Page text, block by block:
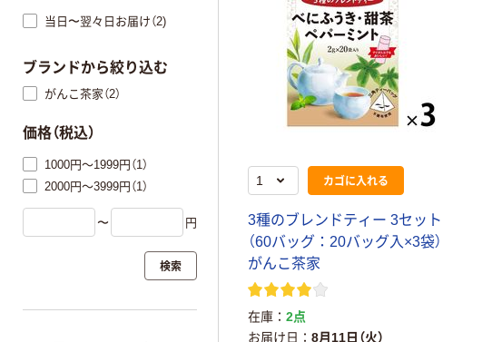
カゴに入れる
3種のブレンドティー 3セット
（60バッグ：20バッグ入×3袋）
がんこ茶家
在庫
2点
お届け日
8月11日（火）
当日〜翌々日お届け（2)
ブランドから絞り込む
がんこ茶家（2）
価格（税込）
1000円～1999円（1）
2000円～3999円（1）
〜 円
検索